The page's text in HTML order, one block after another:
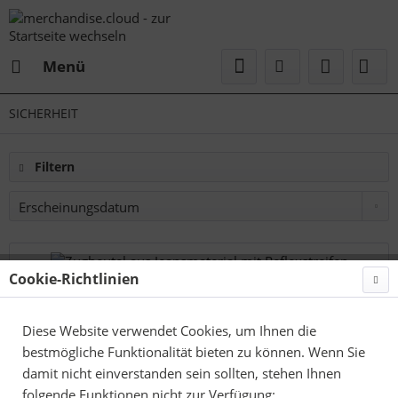
Menü
SICHERHEIT
Filtern
Cookie-Richtlinien
Diese Website verwendet Cookies, um Ihnen die
bestmögliche Funktionalität bieten zu können. Wenn Sie
damit nicht einverstanden sein sollten, stehen Ihnen
folgende Funktionen nicht zur Verfügung: